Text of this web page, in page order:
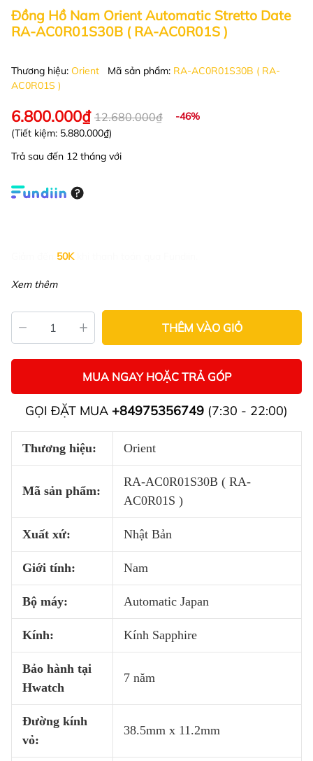
Đồng Hồ Nam Orient Automatic Stretto Date
RA-AC0R01S30B ( RA-AC0R01S )
Thương hiệu: Orient Mã sản phẩm: RA-AC0R01S30B ( RA-
AC0R01S )
6.800.000₫ 12.680.000₫
-46%
(Tiết kiệm: 5.880.000₫)
Trả sau đến 12 tháng với
50K
Xem thêm
THÊM VÀO GIỎ
MUA NGAY HOẶC TRẢ GÓP
GỌI ĐẶT MUA +84975356749 (7:30 - 22:00)
Thương hiệu: Orient
Mã sản phẩm:
RA-AC0R01S30B ( RA-
AC0R01S )
Xuất xứ: Nhật Bản
Giới tính: Nam
Bộ máy: Automatic Japan
Kính: Kính Sapphire
Bảo hành tại
Hwatch
7 năm
Đường kính
vỏ:
38.5mm x 11.2mm